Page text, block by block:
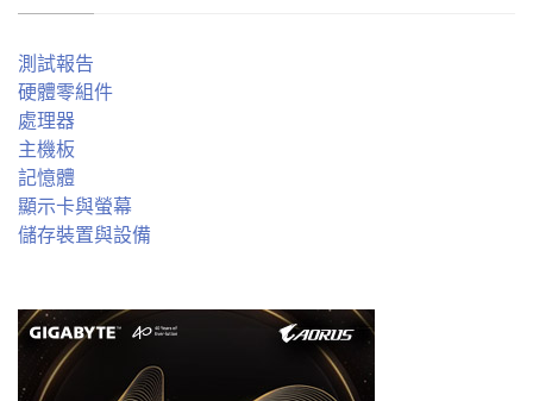
測試報告
硬體零組件
處理器
主機板
記憶體
顯示卡與螢幕
儲存裝置與設備